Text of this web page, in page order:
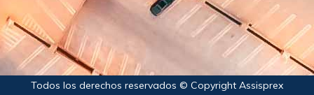
Todos los derechos reservados © Copyright Assisprex